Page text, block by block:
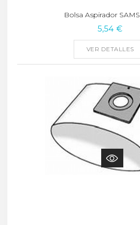
Bolsa Aspirador
5,54 €
VER DETALLES